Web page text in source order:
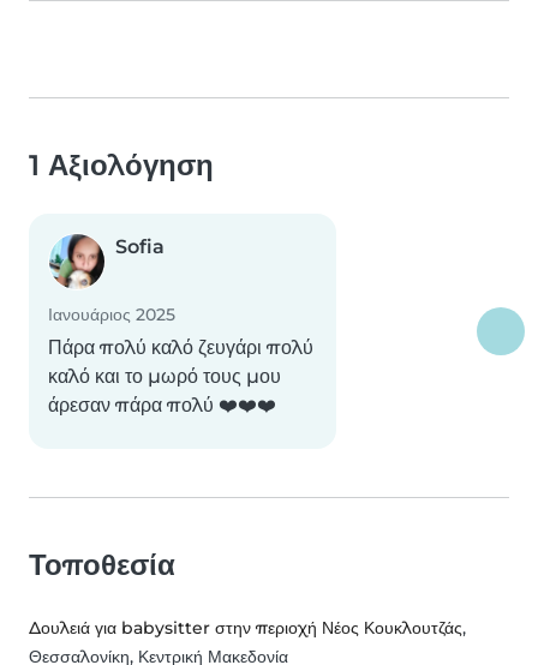
1 Αξιολόγηση
Sofia
Ιανουάριος 2025
Πάρα πολύ καλό ζευγάρι πολύ
καλό και το μωρό τους μου
άρεσαν πάρα πολύ ❤️❤️❤️
Τοποθεσία
Δουλειά για babysitter στην περιοχή Νέος Κουκλουτζάς,
Θεσσαλονίκη, Κεντρική Μακεδονία